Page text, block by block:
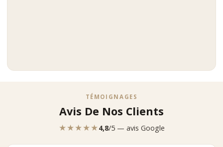
TÉMOIGNAGES
Avis De Nos Clients
★★★★★4,8/5 — avis Google